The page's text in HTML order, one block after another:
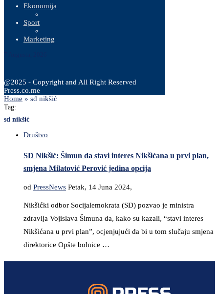
Ekonomija
Sport
Marketing
@2025 - Copyright and All Right Reserved
Press.co.me
Home » sd nikšić
Tag:
sd nikšić
Društvo
SD Nikšić: Šimun da stavi interes Nikšićana u prvi plan,
smjena Milatović Perović jedina opcija
od PressNews Petak, 14 Juna 2024,
Nikšićki odbor Socijalemokrata (SD) pozvao je ministra
zdravlja Vojislava Šimuna da, kako su kazali, “stavi interes
Nikšićana u prvi plan”, ocjenjujući da bi u tom slučaju smjena
direktorice Opšte bolnice …